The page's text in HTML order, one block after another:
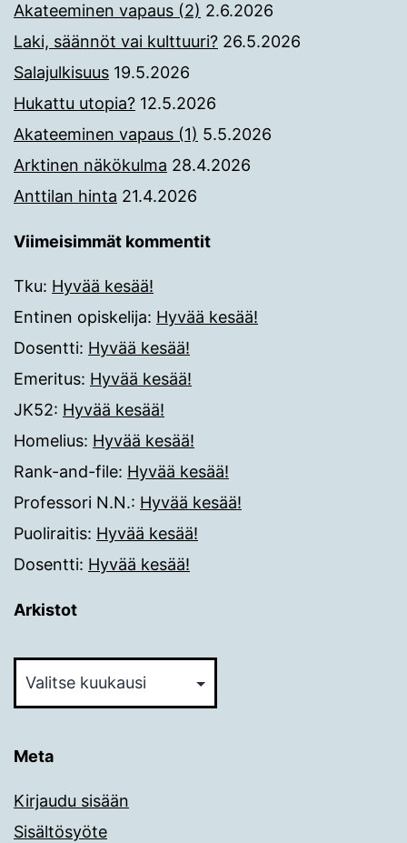
Akateeminen vapaus (2) 2.6.2026
Laki, säännöt vai kulttuuri? 26.5.2026
Salajulkisuus 19.5.2026
Hukattu utopia? 12.5.2026
Akateeminen vapaus (1) 5.5.2026
Arktinen näkökulma 28.4.2026
Anttilan hinta 21.4.2026
Viimeisimmät kommentit
Tku: Hyvää kesää!
Entinen opiskelija: Hyvää kesää!
Dosentti: Hyvää kesää!
Emeritus: Hyvää kesää!
JK52: Hyvää kesää!
Homelius: Hyvää kesää!
Rank-and-file: Hyvää kesää!
Professori N.N.: Hyvää kesää!
Puoliraitis: Hyvää kesää!
Dosentti: Hyvää kesää!
Arkistot
Meta
Kirjaudu sisään
Sisältösyöte